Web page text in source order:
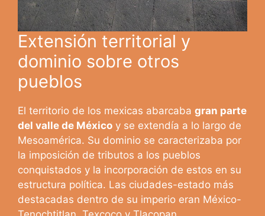
Extensión territorial y
dominio sobre otros
pueblos
El territorio de los mexicas abarcaba gran parte
del valle de México y se extendía a lo largo de
Mesoamérica. Su dominio se caracterizaba por
la imposición de tributos a los pueblos
conquistados y la incorporación de estos en su
estructura política. Las ciudades-estado más
destacadas dentro de su imperio eran México-